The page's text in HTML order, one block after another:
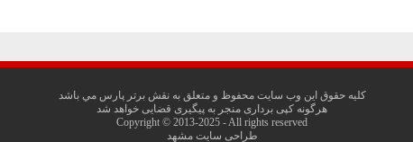
کليه حقوق اين وب سايت محفوظ و متعلق به نقش برتر پارس مي باشد
هرگونه کپی برداری منجر به پیگیری قضایی خواهد شد
Copyright © 2013-2025 - All rights reserved
طراحی سایت مشهد